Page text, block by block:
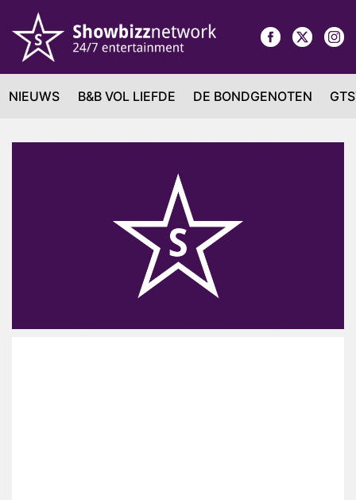
NIEUWS B&B VOL LIEFDE DE BONDGENOTEN